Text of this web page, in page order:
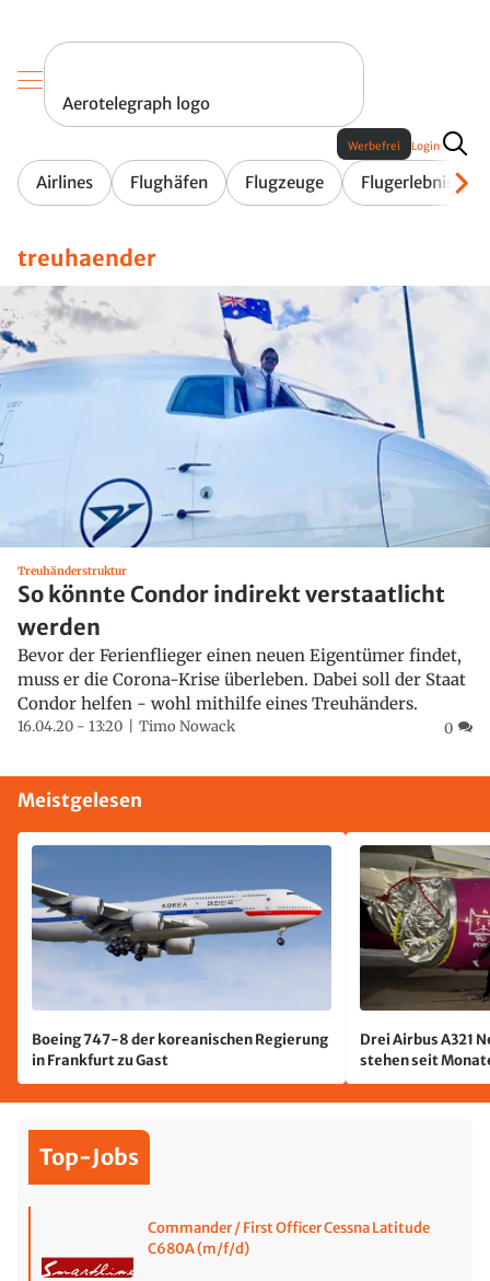
Aerotelegraph logo
Airlines Flughäfen Flugzeuge Flugerlebnis
Werbefrei Login
treuhaender
Treuhänderstruktur
So könnte Condor indirekt verstaatlicht
werden
Bevor der Ferienflieger einen neuen Eigentümer findet,
muss er die Corona-Krise überleben. Dabei soll der Staat
Condor helfen - wohl mithilfe eines Treuhänders.
16.04.20 - 13:20 Timo Nowack 0
Meistgelesen
Boeing 747-8 der koreanischen Regierung
in Frankfurt zu Gast
Drei Airbus A321
stehen seit
jetzt wurde einer
Top-Jobs
Commander / First Officer Cessna Latitude
C680A (m/f/d)